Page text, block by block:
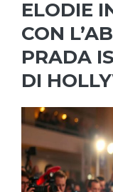
ELODIE
CON
PRADA
DI